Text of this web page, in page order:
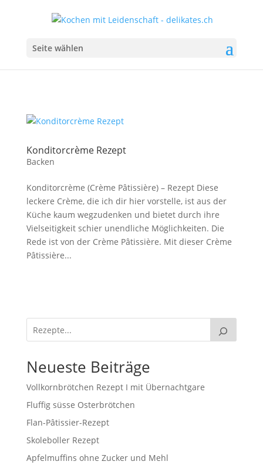
Seite wählen
Konditorcrème Rezept
Backen
Konditorcrème (Crème Pâtissière) – Rezept Diese
leckere Crème, die ich dir hier vorstelle, ist aus der
Küche kaum wegzudenken und bietet durch ihre
Vielseitigkeit schier unendliche Möglichkeiten. Die
Rede ist von der Crème Pâtissière. Mit dieser Crème
Pâtissière...
Neueste Beiträge
Vollkornbrötchen Rezept I mit Übernachtgare
Fluffig süsse Osterbrötchen
Flan-Pâtissier-Rezept
Skoleboller Rezept
Apfelmuffins ohne Zucker und Mehl